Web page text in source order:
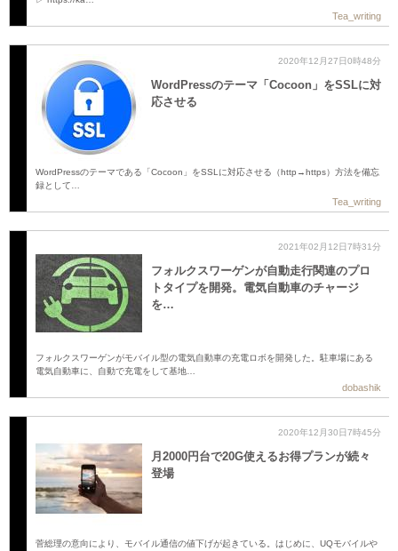
Tea_writing
2020年12月27日0時48分
WordPressのテーマ「Cocoon」をSSLに対
応させる
WordPressのテーマである「Cocoon」をSSLに対応させる（http→https）方法を備忘
録として…
Tea_writing
2021年02月12日7時31分
フォルクスワーゲンが自動走行関連のプロ
トタイプを開発。電気自動車のチャージ
を…
フォルクスワーゲンがモバイル型の電気自動車の充電ロボを開発した。駐車場にある
電気自動車に、自動で充電をして基地…
dobashik
2020年12月30日7時45分
月2000円台で20G使えるお得プランが続々
登場
菅総理の意向により、モバイル通信の値下げが起きている。はじめに、UQモバイルや